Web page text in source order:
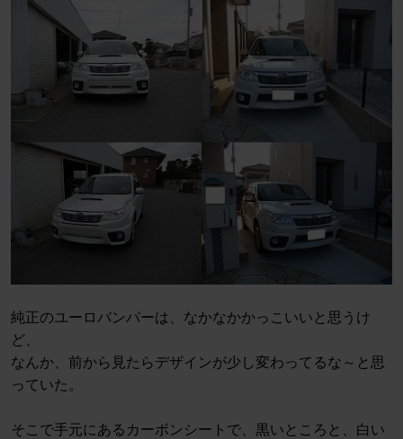
純正のユーロバンパーは、なかなかかっこいいと思うけ
ど、
なんか、前から見たらデザインが少し変わってるな～と思
っていた。
そこで手元にあるカーボンシートで、黒いところと、白い